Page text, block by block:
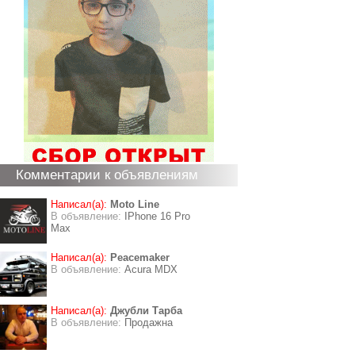
Комментарии к объявлениям
Написал(а): Moto Line
В объявление:
IPhone 16 Pro
Max
Написал(а): Peacemaker
В объявление: Acura MDX
Написал(а): Джубли Тарба
В объявление: Продажна